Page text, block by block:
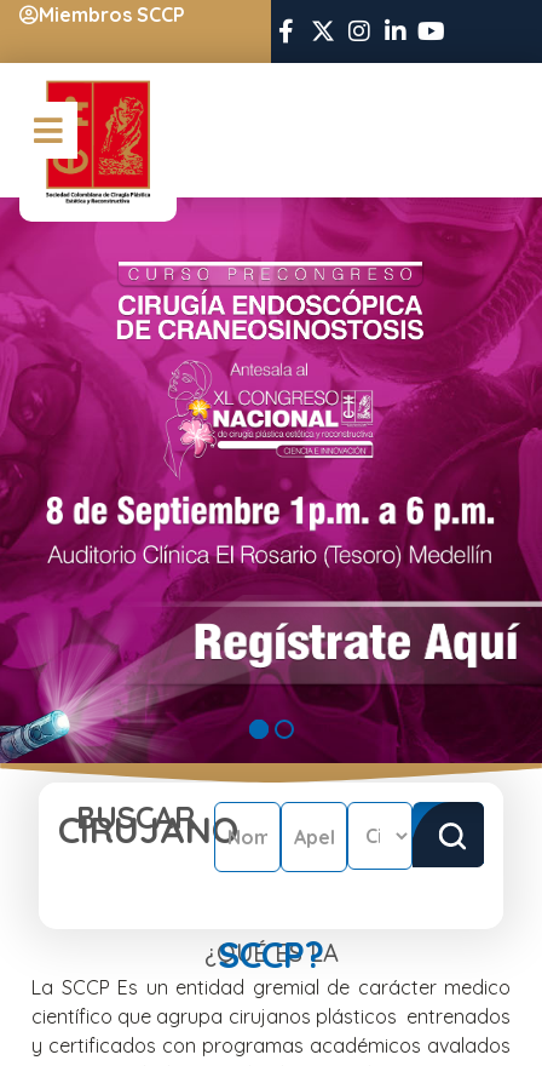
Miembros SCCP
BUSCAR
CIRUJANO BUSCAR
¿QUÉ ES LA
SCCP?
La SCCP Es un entidad gremial de carácter medico
científico que agrupa cirujanos plásticos entrenados
y certificados con programas académicos avalados